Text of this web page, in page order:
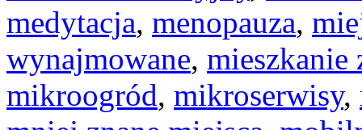
medytacja, menopauza,
wynajmowane, mieszkanie
mikroogród, mikroserwisy,